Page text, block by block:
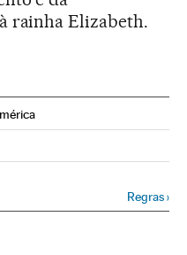
rainha Elizabeth.
Facebook
Regras›